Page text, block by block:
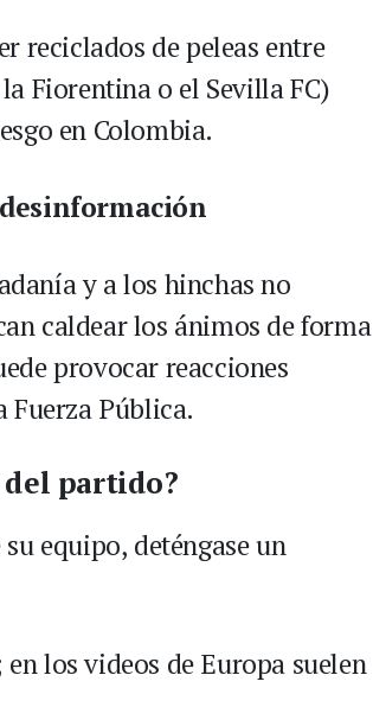
reciclados de peleas entre
Fiorentina o el Sevilla FC)
en Colombia.
y a los hinchas no
caldear los ánimos de forma
provocar reacciones
Fuerza Pública.
partido?
equipo, deténgase un
los videos de Europa suelen